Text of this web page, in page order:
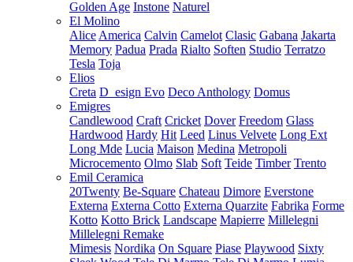
Golden Age Instone Naturel
El Molino
Alice America Calvin Camelot Clasic Gabana Jakarta
Memory Padua Prada Rialto Soften Studio Terratzo
Tesla Toja
Elios
Creta D_esign Evo Deco Anthology Domus
Emigres
Candlewood Craft Cricket Dover Freedom Glass
Hardwood Hardy Hit Leed Linus Velvete Long Ext
Long Mde Lucia Maison Medina Metropoli
Microcemento Olmo Slab Soft Teide Timber Trento
Emil Ceramica
20Twenty Be-Square Chateau Dimore Everstone
Externa Externa Cotto Externa Quarzite Fabrika Forme
Kotto Kotto Brick Landscape Mapierre Millelegni
Millelegni Remake
Mimesis Nordika On Square Piase Playwood Sixty